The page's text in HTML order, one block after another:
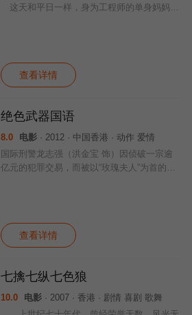
这天和平日一样，身为工程师的单身妈妈Gr
查看详情
绝色武器国语
8.0 电影 · 2012 · 中国香港 · 动作 爱情
国际刑警龙志强（洪金宝 饰）因侦破一宗逾
亿元的犯罪交易，而被以“玫瑰夫人”为首的犯
查看详情
七擒七纵七色狼
10.0 电影 · 2007 · 香港 · 剧情 喜剧 歌舞